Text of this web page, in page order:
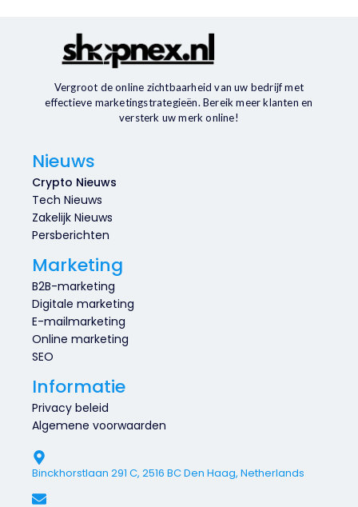
Vergroot de online zichtbaarheid van uw bedrijf met
effectieve marketingstrategieën. Bereik meer klanten en
versterk uw merk online!
Nieuws
Crypto Nieuws
Tech Nieuws
Zakelijk Nieuws
Persberichten
Marketing
B2B-marketing
Digitale marketing
E-mailmarketing
Online marketing
SEO
Informatie
Privacy beleid
Algemene voorwaarden
Binckhorstlaan 291 C, 2516 BC Den Haag, Netherlands